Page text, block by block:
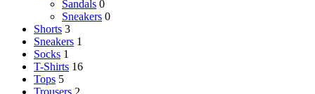
Sandals 0
Sneakers 0
Shorts 3
Sneakers 1
Socks 1
T-Shirts 16
Tops 5